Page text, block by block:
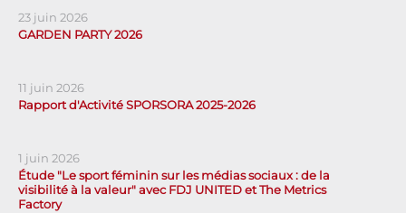
23 juin 2026
GARDEN PARTY 2026
11 juin 2026
Rapport d'Activité SPORSORA 2025-2026
1 juin 2026
Étude "Le sport féminin sur les médias sociaux : de la
visibilité à la valeur" avec FDJ UNITED et The Metrics
Factory